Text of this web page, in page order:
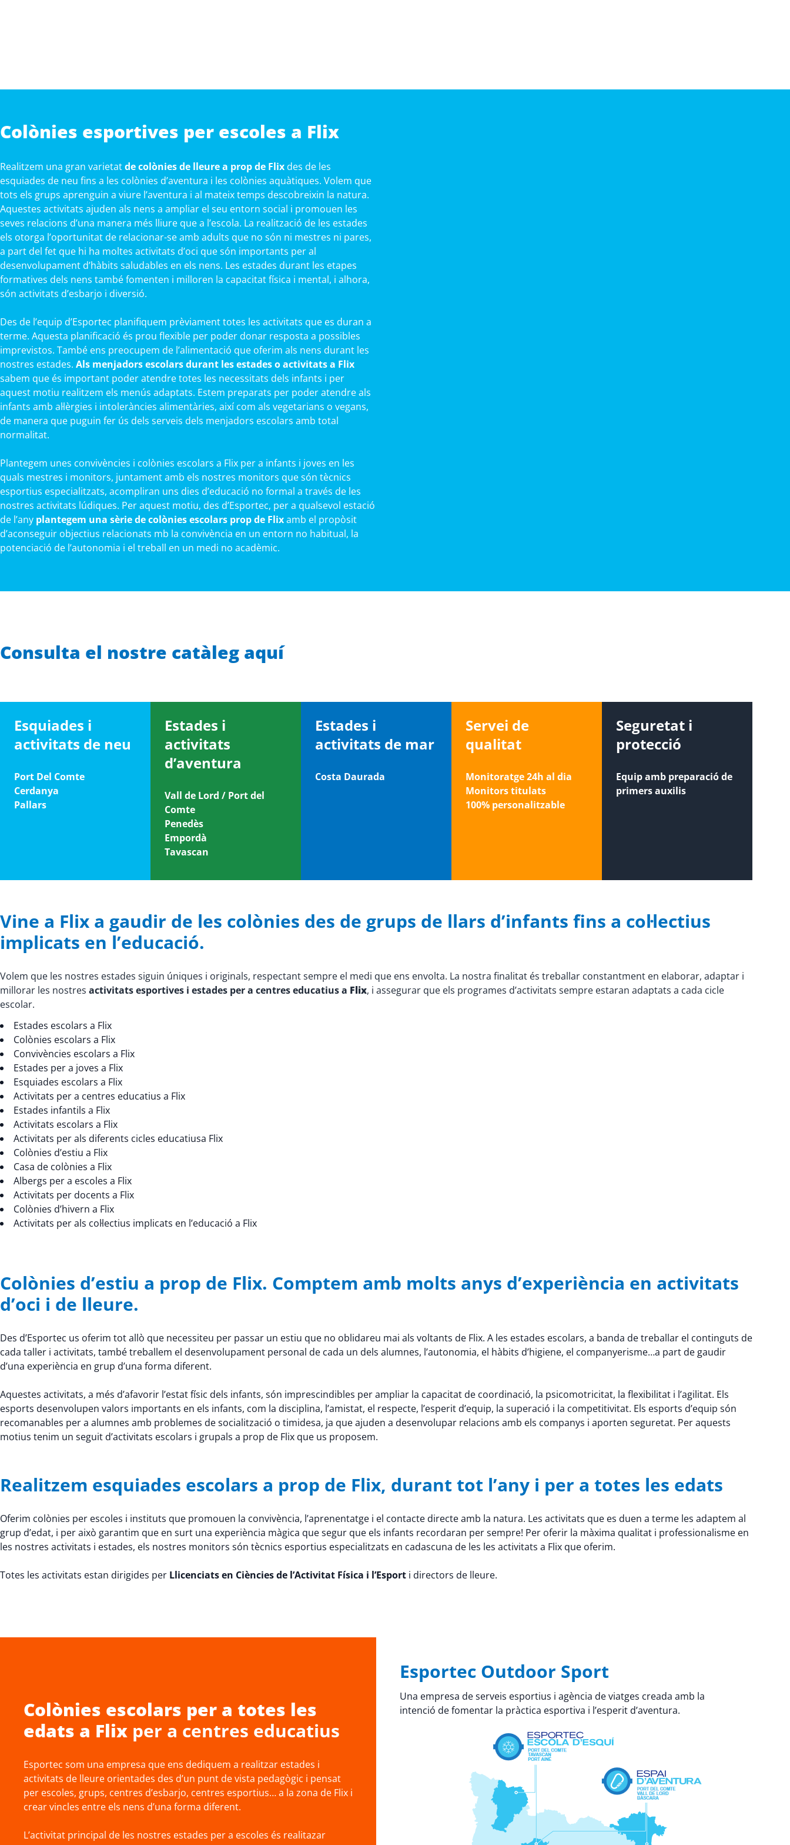
Colònies esportives per escoles a Flix
Realitzem una gran varietatde colònies de lleure a prop de Flixdes de les
esquiades de neu fins a les colònies d’aventura i les colònies aquàtiques. Volem que
tots els grups aprenguin a viure l’aventura i al mateix temps descobreixin la natura.
Aquestes activitats ajuden als nens a ampliar el seu entorn social i promouen les
seves relacions d’una manera més lliure que a l’escola. La realització de les estades
els otorga l’oportunitat de relacionar-se amb adults que no són ni mestres ni pares,
a part del fet que hi ha moltes activitats d’oci que són importants per al
desenvolupament d’hàbits saludables en els nens. Les estades durant les etapes
formatives dels nens també fomenten i milloren la capacitat física i mental, i alhora,
són activitats d’esbarjo i diversió.
Des de l’equip d’Esportec planifiquem prèviament totes les activitats que es duran a
terme. Aquesta planificació és prou flexible per poder donar resposta a possibles
imprevistos. També ens preocupem de l’alimentació que oferim als nens durant les
nostres estades. Als menjadors escolars durant les estades o activitats a Flix
sabem que és important poder atendre totes les necessitats dels infants i per
aquest motiu realitzem els menús adaptats. Estem preparats per poder atendre als
infants amb al·lèrgies i intoleràncies alimentàries, així com als vegetarians o vegans,
de manera que puguin fer ús dels serveis dels menjadors escolars amb total
normalitat.
Plantegem unes convivències i colònies escolars a Flix per a infants i joves en les
quals mestres i monitors, juntament amb els nostres monitors que són tècnics
esportius especialitzats, acompliran uns dies d’educació no formal a través de les
nostres activitats lúdiques. Per aquest motiu, des d’Esportec, per a qualsevol estació
de l’any plantegem una sèrie de colònies escolars prop de Flixamb el propòsit
d’aconseguir objectius relacionats mb la convivència en un entorn no habitual, la
potenciació de l’autonomia i el treball en un medi no acadèmic.
Consulta el nostre catàleg aquí
Esquiades i
activitats de neu
Port Del Comte
Cerdanya
Pallars
Estades i
activitats
d’aventura
Vall de Lord / Port del
Comte
Penedès
Empordà
Tavascan
Estades i
activitats de mar
Costa Daurada
Servei de
qualitat
Monitoratge 24h al dia
Monitors titulats
100% personalitzable
Seguretat i
protecció
Equip amb preparació de
primers auxilis
Vine a Flix a gaudir de les colònies des de grups de llars d’infants fins a col·lectius
implicats en l’educació.
Volem que les nostres estades siguin úniques i originals, respectant sempre el medi que ens envolta. La nostra finalitat és treballar constantment en elaborar, adaptar i
millorar les nostres activitats esportives i estades per a centres educatius a Flix, i assegurar que els programes d’activitats sempre estaran adaptats a cada cicle
escolar.
Estades escolars a Flix
Colònies escolars a Flix
Convivències escolars a Flix
Estades per a joves a Flix
Esquiades escolars a Flix
Activitats per a centres educatius a Flix
Estades infantils a Flix
Activitats escolars a Flix
Activitats per als diferents cicles educatiusa Flix
Colònies d’estiu a Flix
Casa de colònies a Flix
Albergs per a escoles a Flix
Activitats per docents a Flix
Colònies d’hivern a Flix
Activitats per als col·lectius implicats en l’educació a Flix
Colònies d’estiu a prop de Flix. Comptem amb molts anys d’experiència en activitats
d’oci i de lleure.
Des d’Esportec us oferim tot allò que necessiteu per passar un estiu que no oblidareu mai als voltants de Flix. A les estades escolars, a banda de treballar el continguts de
cada taller i activitats, també treballem el desenvolupament personal de cada un dels alumnes, l’autonomia, el hàbits d’higiene, el companyerisme…a part de gaudir
d’una experiència en grup d’una forma diferent.
Aquestes activitats, a més d’afavorir l’estat físic dels infants, són imprescindibles per ampliar la capacitat de coordinació, la psicomotricitat, la flexibilitat i l’agilitat. Els
esports desenvolupen valors importants en els infants, com la disciplina, l’amistat, el respecte, l’esperit d’equip, la superació i la competitivitat. Els esports d’equip són
recomanables per a alumnes amb problemes de socialització o timidesa, ja que ajuden a desenvolupar relacions amb els companys i aporten seguretat. Per aquests
motius tenim un seguit d’activitats escolars i grupals a prop de Flix que us proposem.
Realitzem esquiades escolars a prop de Flix, durant tot l’any i per a totes les edats
Oferim colònies per escoles i instituts que promouen la convivència, l’aprenentatge i el contacte directe amb la natura. Les activitats que es duen a terme les adaptem al
grup d’edat, i per això garantim que en surt una experiència màgica que segur que els infants recordaran per sempre! Per oferir la màxima qualitat i professionalisme en
les nostres activitats i estades, els nostres monitors són tècnics esportius especialitzats en cadascuna de les les activitats a Flix que oferim.
Totes les activitats estan dirigides per Llicenciats en Ciències de l’Activitat Física i l’Esport i directors de lleure.
Colònies escolars per a totes les
edats a Flix per a centres educatius
Esportec som una empresa que ens dediquem a realitzar estades i
activitats de lleure orientades des d’un punt de vista pedagògic i pensat
per escoles, grups, centres d’esbarjo, centres esportius… a la zona de Flix i
crear vincles entre els nens d’una forma diferent.
L’activitat principal de les nostres estades per a escoles és realitazar
Esportec Outdoor Sport
Una empresa de serveis esportius i agència de viatges creada amb la
intenció de fomentar la pràctica esportiva i l’esperit d’aventura.